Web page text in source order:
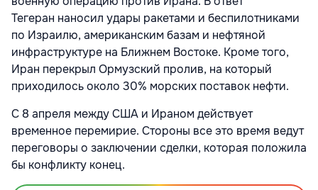
Тегеран наносил удары ракетами и беспилотниками
по Израилю, американским базам и нефтяной
инфраструктуре на Ближнем Востоке. Кроме того,
Иран перекрыл Ормузский пролив, на который
приходилось около 30% морских поставок нефти.
С 8 апреля между США и Ираном действует
временное перемирие. Стороны все это время ведут
переговоры о заключении сделки, которая положила
бы конфликту конец.